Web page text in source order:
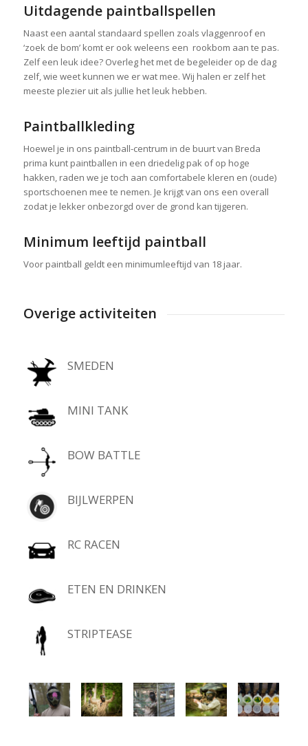
Uitdagende paintballspellen
Naast een aantal standaard spellen zoals vlaggenroof en
‘zoek de bom’ komt er ook weleens een rookbom aan te pas.
Zelf een leuk idee? Overleg het met de begeleider op de dag
zelf, wie weet kunnen we er wat mee. Wij halen er zelf het
meeste plezier uit als jullie het leuk hebben.
Paintballkleding
Hoewel je in ons paintball-centrum in de buurt van Breda
prima kunt paintballen in een driedelig pak of op hoge
hakken, raden we je toch aan comfortabele kleren en (oude)
sportschoenen mee te nemen. Je krijgt van ons een overall
zodat je lekker onbezorgd over de grond kan tijgeren.
Minimum leeftijd paintball
Voor paintball geldt een minimumleeftijd van 18 jaar.
Overige activiteiten
SMEDEN
MINI TANK
BOW BATTLE
BIJLWERPEN
RC RACEN
ETEN EN DRINKEN
STRIPTEASE